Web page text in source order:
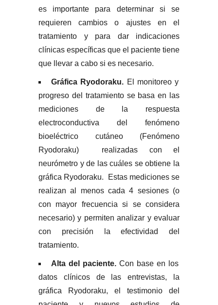
es importante para determinar si se
requieren cambios o ajustes en el
tratamiento y para dar indicaciones
clínicas específicas que el paciente tiene
que llevar a cabo si es necesario.
Gráfica Ryodoraku. El monitoreo y
progreso del tratamiento se basa en las
mediciones de la respuesta
electroconductiva del fenómeno
bioeléctrico cutáneo (Fenómeno
Ryodoraku) realizadas con el
neurómetro y de las cuáles se obtiene la
gráfica Ryodoraku. Estas mediciones se
realizan al menos cada 4 sesiones (o
con mayor frecuencia si se considera
necesario) y permiten analizar y evaluar
con precisión la efectividad del
tratamiento.
Alta del paciente. Con base en los
datos clínicos de las entrevistas, la
gráfica Ryodoraku, el testimonio del